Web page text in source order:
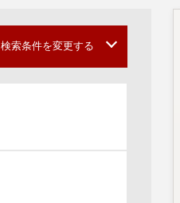
検索条件を変更する